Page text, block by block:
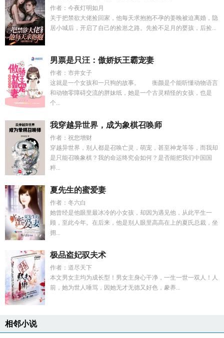
作者：今夜灯明如月
关于把禁欲大佬捡回家，他每天求抱抱不孕的姜晚被迫离婚，隐
居小城后，开启了自己的捡崽之路。先捡不足月的婴孩，后捡...
男票是只汪：傲娇妖王霸宠妻
作者：市井女子
这就是一个女孩和一只狗的故事。 衡颜是个能听懂动物语言
和动物零障碍交流的胖妹纸，她是一个古灵精怪的女孩，也是
个...
我穿越异世界，成为象棋召唤师
作者：祝您增财
穿越异世界，别人都是召唤亡灵，萌宠，甚至神龙等等，而我却
是只能召唤象棋？我的命运终究会如何？是否能把我们中国国
粹...
夏先生的蜜爱妻
作者：冬六白
她曾经是他眼里最冰冷的小女孩，却因为遇见他，从此平生一
顾，至此今年。在后来，他是别人眼里高高在上的夏氏总裁，坐
拥...
极品盗妃驭夫术
作者：道尽天下
本文男女主均为成长型！男女主身心干净，一生一世一双人！人
前，她为世人唾骂，因她无才无德又好色，豢养...
相邻小说